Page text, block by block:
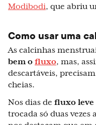
Modibodi, que abriu
Como usar uma
As calcinhas
bem o fluxo, mas,
descartáveis,
cheias.
Nos dias de fluxo leve
trocada só duas vezes